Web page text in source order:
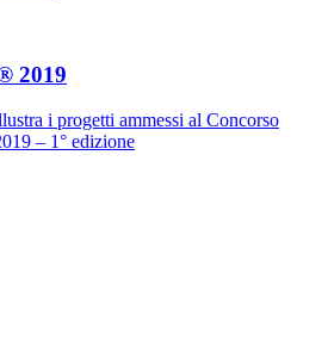
2019
i progetti ammessi al Concorso
– 1° edizione